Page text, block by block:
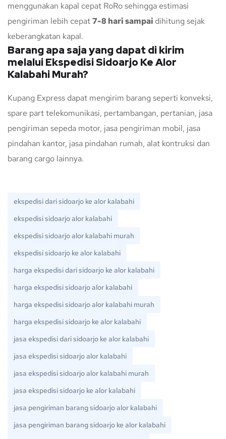
menggunakan kapal cepat RoRo sehingga estimasi
pengiriman lebih cepat7-8 hari sampai dihitung sejak
keberangkatan kapal.
Barang apa saja yang dapat di kirim
melalui Ekspedisi Sidoarjo Ke Alor
Kalabahi Murah?
Kupang Express dapat mengirim barang seperti konveksi,
spare part telekomunikasi, pertambangan, pertanian, jasa
pengiriman sepeda motor, jasa pengiriman mobil, jasa
pindahan kantor, jasa pindahan rumah, alat kontruksi dan
barang cargo lainnya.
ekspedisi dari sidoarjo ke alor kalabahi
ekspedisi sidoarjo alor kalabahi
ekspedisi sidoarjo alor kalabahi murah
ekspedisi sidoarjo ke alor kalabahi
harga ekspedisi dari sidoarjo ke alor kalabahi
harga ekspedisi sidoarjo alor kalabahi
harga ekspedisi sidoarjo alor kalabahi murah
harga ekspedisi sidoarjo ke alor kalabahi
jasa ekspedisi dari sidoarjo ke alor kalabahi
jasa ekspedisi sidoarjo alor kalabahi
jasa ekspedisi sidoarjo alor kalabahi murah
jasa ekspedisi sidoarjo ke alor kalabahi
jasa pengiriman barang sidoarjo alor kalabahi
jasa pengiriman barang sidoarjo ke alor kalabahi